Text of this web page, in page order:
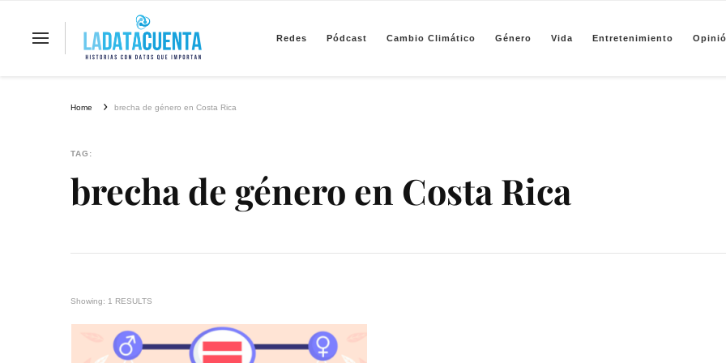
La Data Cuenta es una plataforma independiente de periodismo basado en análisis de datos y visualización de información sobre
Redes Pódcast Cambio Climático Género Vida Entretenimiento
Home brecha de género en Costa Rica
TAG:
brecha de género en Costa Rica
Showing: 1 RESULTS